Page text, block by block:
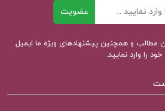
آشنایی با اصول دین حسین
عضویت
مطالب و همچنین پیشنهادهای ویژه ما ایمیل
خود را وارد نمایید.